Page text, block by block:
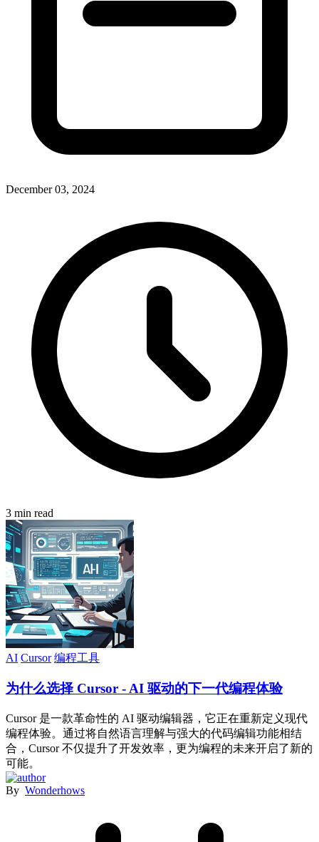
December 03, 2024
3 min read
AI Cursor 编程工具
为什么选择 Cursor - AI 驱动的下一代编程体验
Cursor 是一款革命性的 AI 驱动编辑器，它正在重新定义现代
编程体验。通过将自然语言理解与强大的代码编辑功能相结
合，Cursor 不仅提升了开发效率，更为编程的未来开启了新的
可能。
By Wonderhows